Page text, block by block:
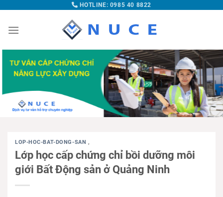
HOTLINE: 0985 40 8822
LOP-HOC-BAT-DONG-SAN ,
Lớp học cấp chứng chỉ bồi dưỡng môi
giới Bất Động sản ở Quảng Ninh